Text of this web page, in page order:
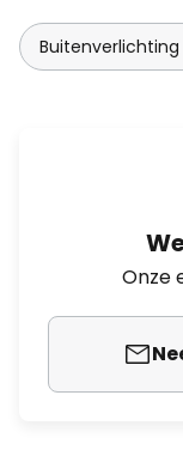
Buitenverlichting
Onze